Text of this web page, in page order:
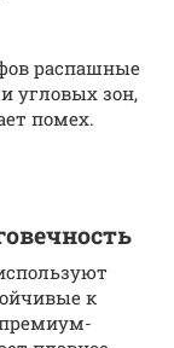
распашные
угловых зон,
помех.
к